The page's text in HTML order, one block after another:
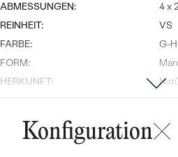
Wave
ANSEHEN
ABMESSUNGEN:
4 x
REINHEIT:
VS
FARBE:
G-H
FORM:
HERKUNFT:
Konfiguration